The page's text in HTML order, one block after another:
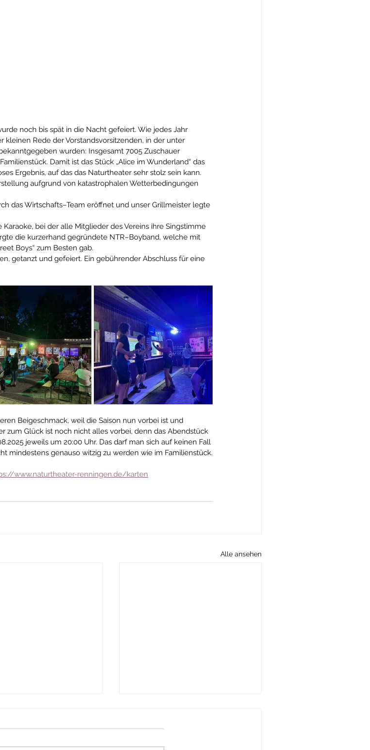
noch bis spät in die Nacht gefeiert. Wie jedes Jahr
Rede der Vorstandsvorsitzenden, in der unter
wurden: Insgesamt 7005 Zuschauer
Damit ist das Stück „Alice im Wunderland“ das
Ergebnis, auf das das Naturtheater sehr stolz sein kann.
aufgrund von katastrophalen Wetterbedingungen
das Wirtschafts–Team eröffnet und unser Grillmeister legte
bei der alle Mitglieder des Vereins ihre Singstimme
die kurzerhand gegründete NTR–Boyband, welche mit
Boys“ zum Besten gab.
getanzt und gefeiert. Ein gebührender Abschluss für eine
Beigeschmack, weil die Saison nun vorbei ist und
zum Glück ist noch nicht alles vorbei, denn das Abendstück
jeweils um 20:00 Uhr. Das darf man sich auf keinen Fall
mindestens genauso witzig zu werden wie im Familienstück.
www.naturtheater-renningen.de/karten
Alle ansehen